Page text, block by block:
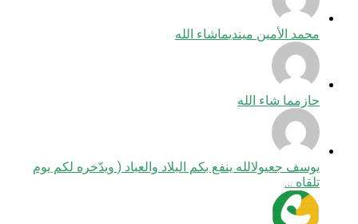
محمد الأمين مينديماشاء الله
حازمما شاء الله
يوسف جعيولالله ينفع بكم البلاد والعباد ( ويدّخره لكم يوم
تلقاه …